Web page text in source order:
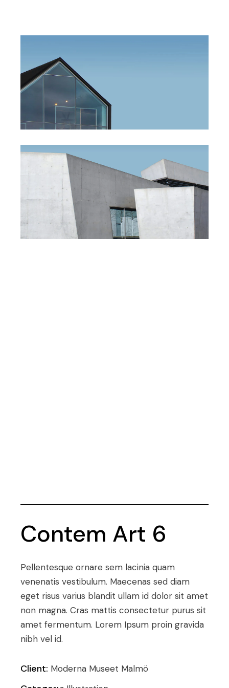
Contem Art 6
Pellentesque ornare sem lacinia quam
venenatis vestibulum. Maecenas sed diam
eget risus varius blandit ullam id dolor sit amet
non magna. Cras mattis consectetur purus sit
amet fermentum. Lorem Ipsum proin gravida
nibh vel id.
Client: Moderna Museet Malmö